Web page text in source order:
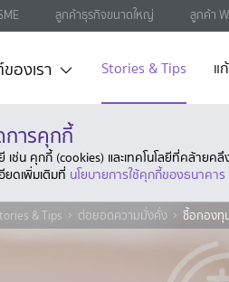
ลูกค้าธุรกิจขนาดใหญ่ ลูกค้า
งเรา Stories & Tips แ
การคุกกี้
เช่น คุกกี้ (cookies) และเทคโนโลยีที่คล้าย
ยดเพิ่มเติมที่ นโยบายการใช้คุกกี้ของธนาคาร
& Tips ต่อยอดความมั่งคั่ง ซื้อกองทุ